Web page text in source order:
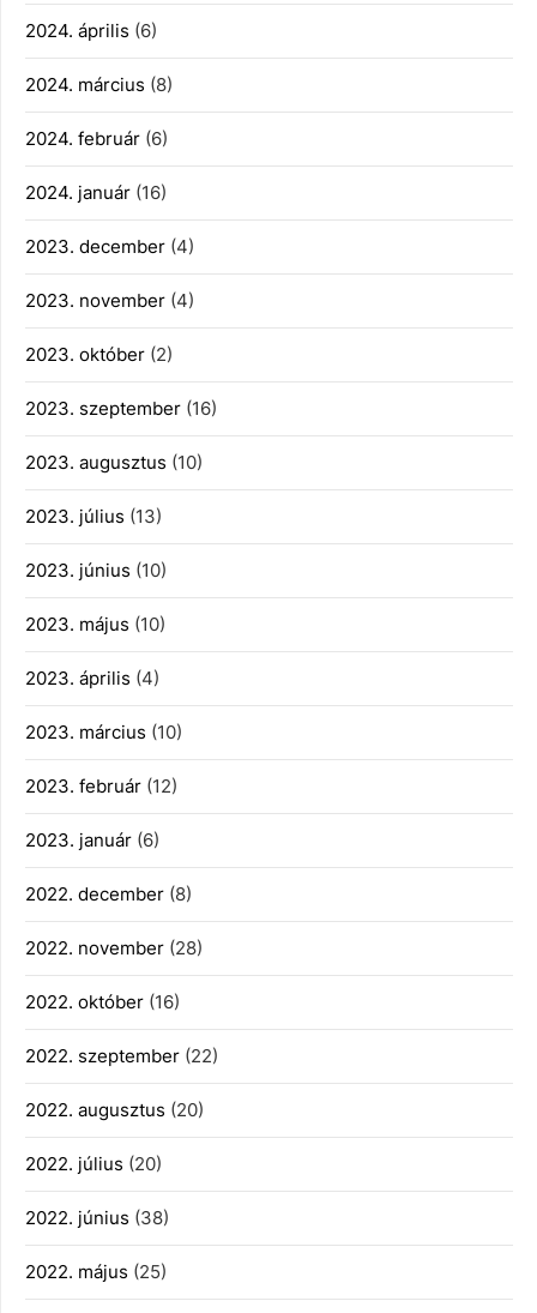
2024. április (6)
2024. március (8)
2024. február (6)
2024. január (16)
2023. december (4)
2023. november (4)
2023. október (2)
2023. szeptember (16)
2023. augusztus (10)
2023. július (13)
2023. június (10)
2023. május (10)
2023. április (4)
2023. március (10)
2023. február (12)
2023. január (6)
2022. december (8)
2022. november (28)
2022. október (16)
2022. szeptember (22)
2022. augusztus (20)
2022. július (20)
2022. június (38)
2022. május (25)